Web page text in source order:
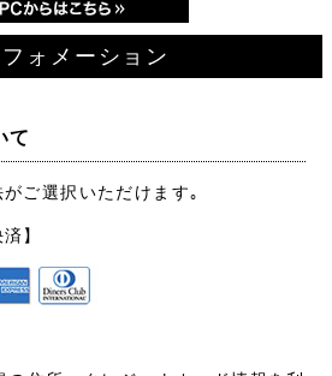
ォメーション
て
ご選択いただけます｡
】